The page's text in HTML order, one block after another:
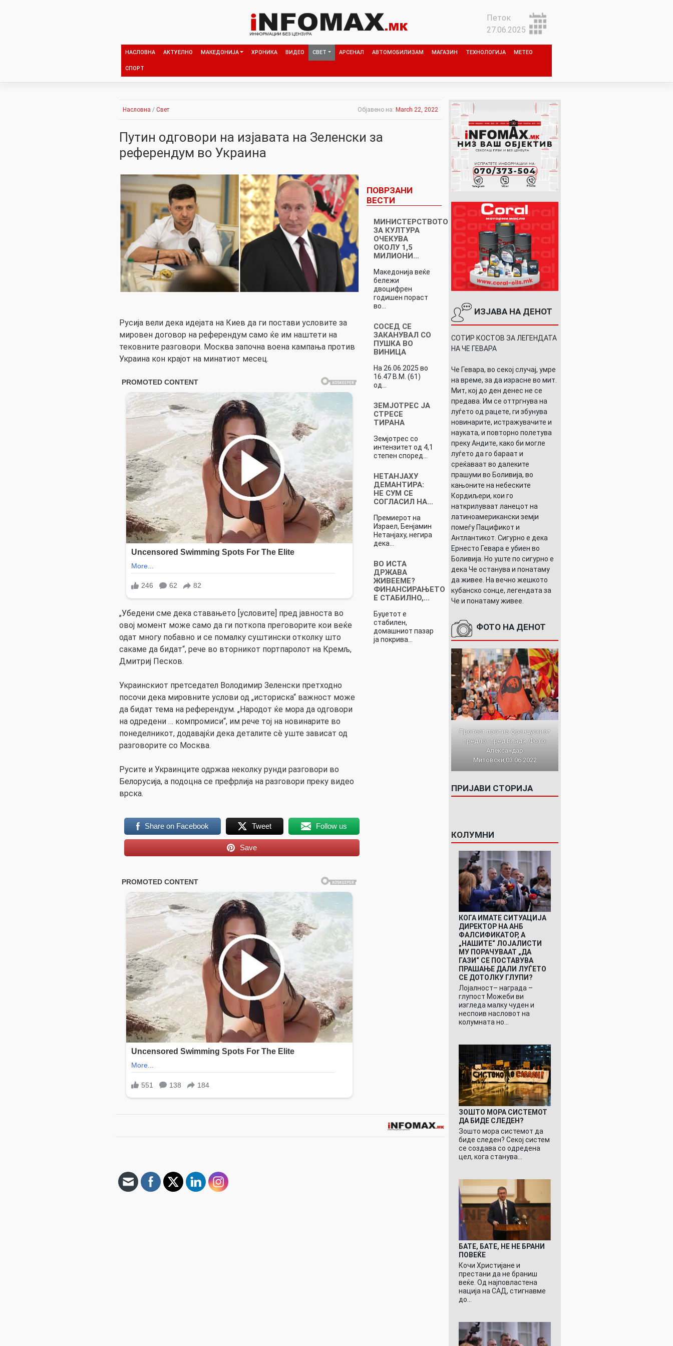
Петок
27.06.2025
НАСЛОВНА АКТУЕЛНО МАКЕДОНИЈА ХРОНИКА ВИДЕО СВЕТ АРСЕНАЛ АВТОМОБИЛИЗАМ МАГАЗИН ТЕХНОЛОГИЈА МЕТЕО
СПОРТ
Насловна / Свет Објавено на: March 22, 2022
Путин одговори на изјавата на Зеленски за
референдум во Украина
Русија вели дека идејата на Киев да ги постави условите за
мировен договор на референдум само ќе им наштети на
тековните разговори. Москва започна воена кампања против
Украина кон крајот на минатиот месец.
„Убедени сме дека ставањето [условите] пред јавноста во
овој момент може само да ги поткопа преговорите кои веќе
одат многу побавно и се помалку суштински отколку што
сакаме да бидат“, рече во вторникот портпаролот на Кремљ,
Дмитриј Песков.
Украинскиот претседател Володимир Зеленски претходно
посочи дека мировните услови од „историска“ важност може
да бидат тема на референдум. „Народот ќе мора да одговори
на одредени … компромиси“, им рече тој на новинарите во
понеделникот, додавајќи дека деталите сè уште зависат од
разговорите со Москва.
Русите и Украинците одржаа неколку рунди разговори во
Белорусија, а подоцна се префрлија на разговори преку видео
врска.
Share on Facebook Tweet Follow us
Save
ПОВРЗАНИ
ВЕСТИ
МИНИСТЕРСТВОТО
ЗА КУЛТУРА
ОЧЕКУВА
ОКОЛУ 1,5
МИЛИОНИ…
Македонија веќе
бележи
двоцифрен
годишен пораст
во…
СОСЕД СЕ
ЗАКАНУВАЛ СО
ПУШКА ВО
ВИНИЦА
На 26.06.2025 во
16.47 В.М. (61)
од…
ЗЕМЈОТРЕС ЈА
СТРЕСЕ
ТИРАНА
Земјотрес со
интензитет од 4,1
степен според…
НЕТАНЈАХУ
ДЕМАНТИРА:
НЕ СУМ СЕ
СОГЛАСИЛ НА…
Премиерот на
Израел, Бенјамин
Нетанјаху, негира
дека…
ВО ИСТА
ДРЖАВА
ЖИВЕЕМЕ?
ФИНАНСИРАЊЕТО
Е СТАБИЛНО,…
Буџетот е
стабилен,
домашниот пазар
ја покрива…
ИЗЈАВА НА ДЕНОТ
СОТИР КОСТОВ ЗА ЛЕГЕНДАТА
НА ЧЕ ГЕВАРА
Че Гевара, во секој случај, умре
на време, за да израсне во мит.
Мит, кој до ден денес не се
предава. Им се оттргнува на
луѓето од рацете, ги збунува
новинарите, истражувачите и
науката, и повторно полетува
преку Андите, како би могле
луѓето да го бараат и
среќаваат во далеките
прашуми во Боливија, во
кањоните на небеските
Кордиљери, кои го
наткрилуваат ланецот на
латиноамерикански земји
помеѓу Пацификот и
Антлантикот. Сигурно е дека
Ернесто Гевара е убиен во
Боливија. Но уште по сигурно е
дека Че останува и понатаму
да живее. На вечно жешкото
кубанско сонце, легендата за
Че и понатаму живее.
ФОТО НА ДЕНОТ
Протест против францускиот
предлог пред Влада. Фото:
Александар
Митовски,03.06.2022
ПРИЈАВИ СТОРИЈА
КОЛУМНИ
КОГА ИМАТЕ СИТУАЦИЈА
ДИРЕКТОР НА АНБ
ФАЛСИФИКАТОР, А
„НАШИТЕ“ ЛОЈАЛИСТИ
МУ ПОРАЧУВААТ „ДА
ГАЗИ“ СЕ ПОСТАВУВА
ПРАШАЊЕ ДАЛИ ЛУЃЕТО
СЕ ДОТОЛКУ ГЛУПИ?
Лојалност– награда –
глупост Можеби ви
изгледа малку чуден и
неспоив насловот на
колумната но…
ЗОШТО МОРА СИСТЕМОТ
ДА БИДЕ СЛЕДЕН?
Зошто мора системот да
биде следен? Секој систем
се создава со одредена
цел, кога станува…
БАТЕ, БАТЕ, НЕ НЕ БРАНИ
ПОВЕЌЕ
Кочи Христијане и
престани да не браниш
веќе. Од најповластена
нација на САД, стигнавме
до…